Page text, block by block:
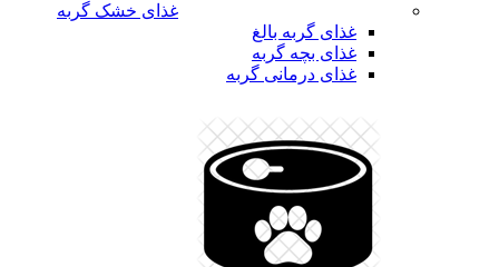
غذای خشک گربه
غذای گربه بالغ
غذای بچه گربه
غذای درمانی گربه